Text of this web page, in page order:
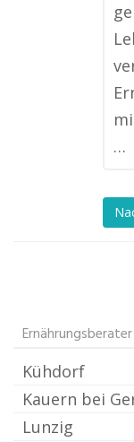
…
Kühdorf
Kauern bei
Lunzig